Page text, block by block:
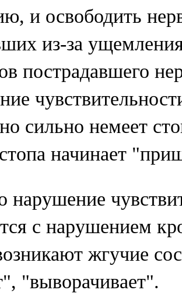
и освободить
из-за
пострадавшего
сильно немеет
начинает
нарушение
с нарушением
жгучие
"выворачивает".